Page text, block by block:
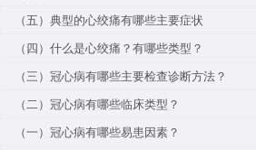
（五）典型的心绞痛有哪些主要症状
（四）什么是心绞痛？有哪些类型？
（三）冠心病有哪些主要检查诊断方法？
（二）冠心病有哪些临床类型？
（一）冠心病有哪些易患因素？